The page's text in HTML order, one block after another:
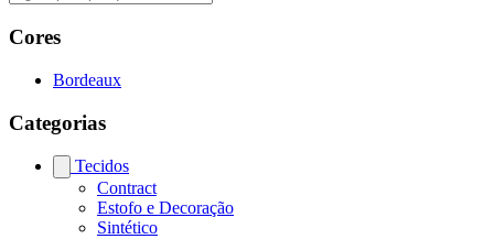
Cores
Bordeaux
Categorias
Tecidos
Contract
Estofo e Decoração
Sintético